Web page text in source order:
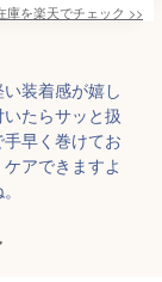
庫を楽天でチェック >>
装着感が嬉し
たらサッと扱
早く巻けてお
アできますよ